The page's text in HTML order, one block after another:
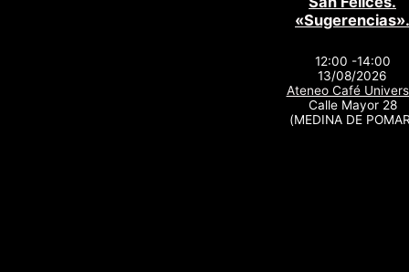
«Sugerencias».
12:00 -14:00
13/08/2026
Ateneo Café
Calle Mayor 28
(MEDINA DE